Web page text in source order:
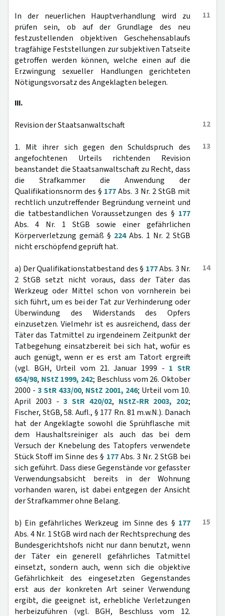
11
In der neuerlichen Hauptverhandlung wird zu
prüfen sein, ob auf der Grundlage des neu
festzustellenden objektiven Geschehensablaufs
tragfähige Feststellungen zur subjektiven Tatseite
getroffen werden können, welche einen auf die
Erzwingung sexueller Handlungen gerichteten
Nötigungsvorsatz des Angeklagten belegen.
III.
12
Revision der Staatsanwaltschaft
13
1. Mit ihrer sich gegen den Schuldspruch des
angefochtenen Urteils richtenden Revision
beanstandet die Staatsanwaltschaft zu Recht, dass
die Strafkammer die Anwendung der
Qualifikationsnorm des § 177Abs. 3 Nr. 2 StGB mit
rechtlich unzutreffender Begründung verneint und
die tatbestandlichen Voraussetzungen des § 177
Abs. 4 Nr. 1 StGB sowie einer gefährlichen
Körperverletzung gemäß § 224Abs. 1 Nr. 2 StGB
nicht erschöpfend geprüft hat.
14
a) Der Qualifikationstatbestand des § 177Abs. 3 Nr.
2 StGB setzt nicht voraus, dass der Täter das
Werkzeug oder Mittel schon von vornherein bei
sich führt, um es bei der Tat zur Verhinderung oder
Überwindung des Widerstands des Opfers
einzusetzen. Vielmehr ist es ausreichend, dass der
Täter das Tatmittel zu irgendeinem Zeitpunkt der
Tatbegehung einsatzbereit bei sich hat, wofür es
auch genügt, wenn er es erst am Tatort ergreift
(vgl. BGH, Urteil vom 21. Januar 1999 - 1 StR
654/98, NStZ 1999, 242; Beschluss vom 26. Oktober
2000 - 3 StR 433/00, NStZ 2001, 246; Urteil vom 10.
April 2003 -3 StR 420/02, NStZ-RR 2003, 202;
Fischer, StGB, 58. Aufl., § 177 Rn. 81 m.w.N.). Danach
hat der Angeklagte sowohl die Sprühflasche mit
dem Haushaltsreiniger als auch das bei dem
Versuch der Knebelung des Tatopfers verwendete
Stück Stoff im Sinne des § 177Abs. 3 Nr. 2 StGB bei
sich geführt. Dass diese Gegenstände vor gefasster
Verwendungsabsicht bereits in der Wohnung
vorhanden waren, ist dabei entgegen der Ansicht
der Strafkammer ohne Belang.
15
b) Ein gefährliches Werkzeug im Sinne des § 177
Abs. 4 Nr. 1 StGB wird nach der Rechtsprechung des
Bundesgerichtshofs nicht nur dann benutzt, wenn
der Täter ein generell gefährliches Tatmittel
einsetzt, sondern auch, wenn sich die objektive
Gefährlichkeit des eingesetzten Gegenstandes
erst aus der konkreten Art seiner Verwendung
ergibt, die geeignet ist, erhebliche Verletzungen
herbeizuführen (vgl. BGH, Beschluss vom 12.